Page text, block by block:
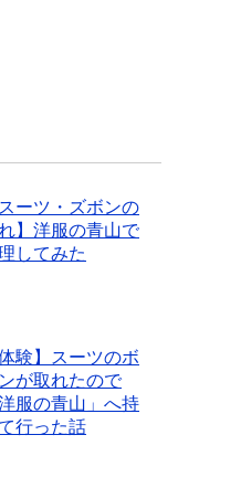
スーツ・ズボンの
】洋服の青山で
してみた
体験】スーツのボ
が取れたので
洋服の青山」へ持
行った話